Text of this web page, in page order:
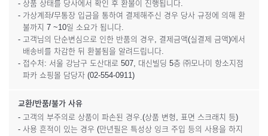
- 상품 상태를 당사에서 확인 후 환불이 진행됩니다.
- 가상계좌/무통장 입금을 통하여 결제해주신 경우 당사 규정에 의해 환
불까지 7 ~10일 소요가 됩니다.
- 고객님의 단순변심으로 인한 반품의 경우, 결제금액(실결제 금액)에서
배송비를 차감한 뒤 환불됨을 알려드립니다.
- 접수처: 서울 강남구 도산대로 507, 대신빌딩 5층 ㈜모나미 항소지점
파카 쇼핑몰 담당자 (02-554-0911)
교환/반품/불가 사유
- 고객의 부주의로 상품이 파손된 경우.(상품 변형, 표면 스크래치 등)
- 사용 흔적이 있는 경우 (만년필은 특성상 잉크 주입 등의 사용을 하지